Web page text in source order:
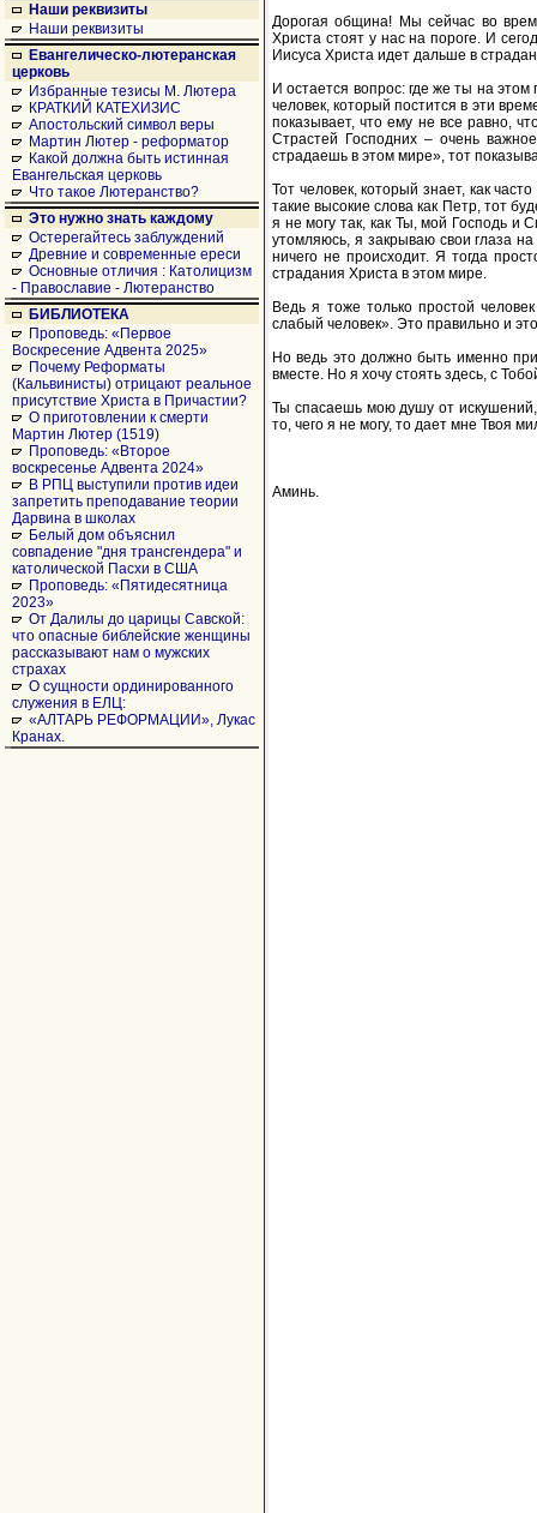
Наши реквизиты
Наши реквизиты
Евангелическо-лютеранская
церковь
Избранные тезисы М. Лютера
КРАТКИЙ КАТЕХИЗИС
Апостольский символ веры
Мартин Лютер - реформатор
Какой должна быть истинная
Евангельская церковь
Что такое Лютеранство?
Это нужно знать каждому
Остерегайтесь заблуждений
Древние и современные ереси
Основные отличия : Католицизм
- Православие - Лютеранство
БИБЛИОТЕКА
Проповедь: «Первое
Воскресение Адвента 2025»
Почему Реформаты
(Кальвинисты) отрицают реальное
присутствие Христа в Причастии?
О приготовлении к смерти
Мартин Лютер (1519)
Проповедь: «Второе
воскресенье Адвента 2024»
В РПЦ выступили против идеи
запретить преподавание теории
Дарвина в школах
Белый дом объяснил
совпадение "дня трансгендера" и
католической Пасхи в США
Проповедь: «Пятидесятница
2023»
От Далилы до царицы Савской:
что опасные библейские женщины
рассказывают нам о мужских
страхах
О сущности ординированного
служения в ЕЛЦ:
«АЛТАРЬ РЕФОРМАЦИИ», Лукас
Кранах.
Дорогая община! Мы сейчас во
Христа стоят у нас на пороге. И
Иисуса Христа идет дальше в
И остается вопрос: где же ты на
человек, который постится в эти
показывает, что ему не все равно,
Страстей Господних – очень
страдаешь в этом мире», тот
Тот человек, который знает, как
такие высокие слова как Петр, тот
я не могу так, как Ты, мой Господь и
утомляюсь, я закрываю свои глаза
ничего не происходит. Я тогда
страдания Христа в этом мире.
Ведь я тоже только простой
слабый человек». Это правильно и
Но ведь это должно быть именно
вместе. Но я хочу стоять здесь, с
Ты спасаешь мою душу от искушений,
то, чего я не могу, то дает мне Твоя
Аминь.